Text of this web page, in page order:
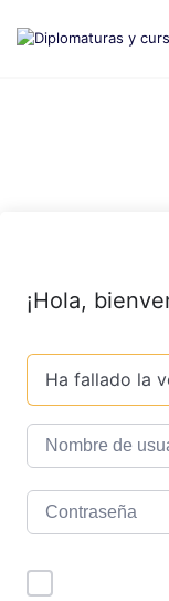
contenido
¡Hola,
Ha fallado la